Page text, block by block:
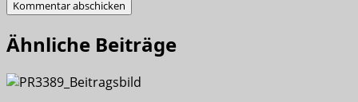
Ähnliche Beiträge